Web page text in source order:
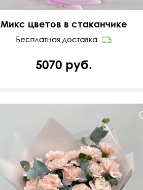
Микс цветов в стаканчике
5070 руб.
50 см 40 см